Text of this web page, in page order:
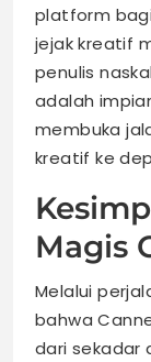
platform
jejak kreatif
penulis
adalah
membuka
kreatif ke
Magis
Melalui
bahwa
dari sekadar